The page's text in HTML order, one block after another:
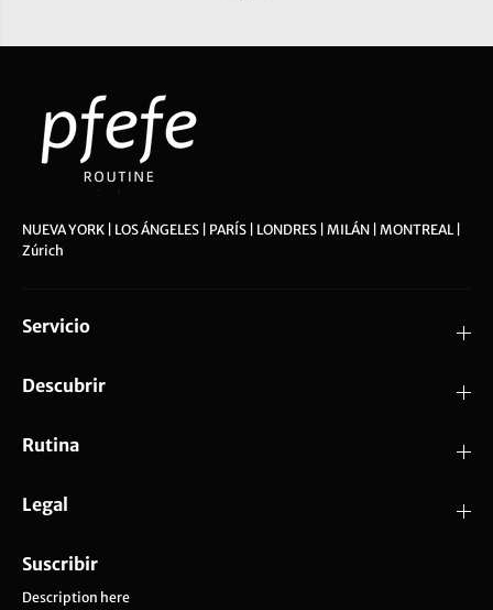
NUEVA YORK | LOS ÁNGELES | PARÍS | LONDRES | MILÁN | MONTREAL |
Zúrich
Servicio
Descubrir
Rutina
Legal
Suscribir
Description here